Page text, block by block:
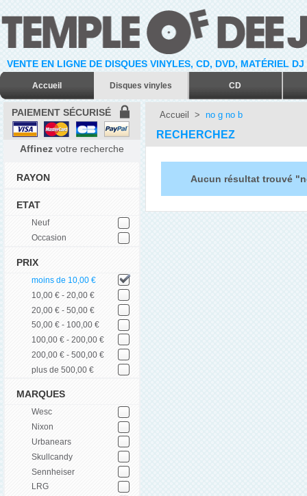
VENTE EN LIGNE DE DISQUES VINYLES, CD, DVD, MATÉRIEL
Accueil Disques vinyles CD
PAIEMENT SÉCURISÉ
Affinez votre recherche
RAYON
ETAT
Neuf
Occasion
PRIX
moins de 10,00 €
10,00 € - 20,00 €
20,00 € - 50,00 €
50,00 € - 100,00 €
100,00 € - 200,00 €
200,00 € - 500,00 €
plus de 500,00 €
MARQUES
Wesc
Nixon
Urbanears
Skullcandy
Sennheiser
LRG
Accueil > no g no b
RECHERCHEZ
Aucun résultat trouvé